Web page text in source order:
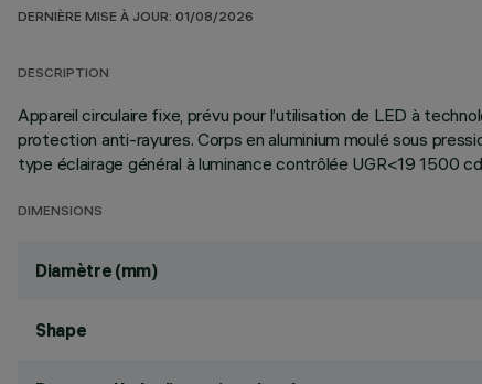
DERNIÈRE MISE À JOUR: 01/08/2026
DESCRIPTION
Appareil circulaire fixe, prévu pour l’utilisation de LED à
protection anti-rayures. Corps en aluminium moulé sous
type éclairage général à luminance contrôlée UGR<19 1500
DIMENSIONS
Diamètre (mm)
Shape